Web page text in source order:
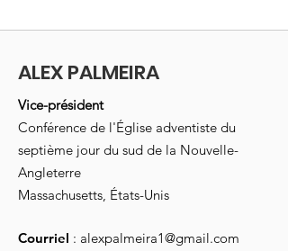
ALEX PALMEIRA
Vice-président
Conférence de l'Église adventiste du
septième jour du sud de la Nouvelle-
Angleterre
Massachusetts, États-Unis
Courriel : alexpalmeira1@gmail.com